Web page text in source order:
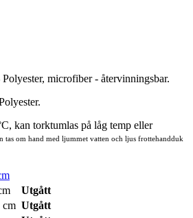
microfiber - återvinningsbar.
kan torktumlas på låg temp eller
tas om hand med ljummet vatten och ljus frottehandduk
Utgått
cm Utgått